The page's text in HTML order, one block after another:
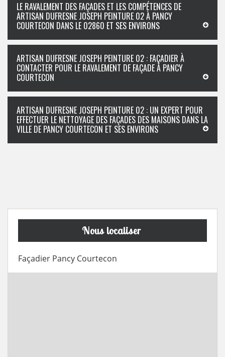
LE RAVALEMENT DES FAÇADES ET LES COMPÉTENCES DE
ARTISAN DUFRESNE JOSEPH PEINTURE 02 À PANCY
COURTECON DANS LE 02860 ET SES ENVIRONS
ARTISAN DUFRESNE JOSEPH PEINTURE 02 : FAÇADIER À
CONTACTER POUR LE RAVALEMENT DE FAÇADE À PANCY
COURTECON
ARTISAN DUFRESNE JOSEPH PEINTURE 02 : UN EXPERT POUR
EFFECTUER LE NETTOYAGE DES FAÇADES DES MAISONS DANS LA
VILLE DE PANCY COURTECON ET SES ENVIRONS
Nous localiser
Façadier Pancy Courtecon